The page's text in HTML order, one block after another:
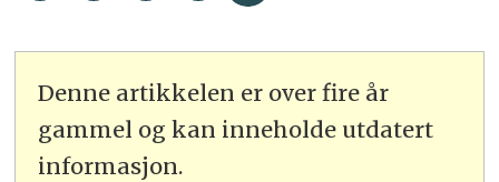
Denne artikkelen er over fire år
gammel og kan inneholde utdatert
informasjon.